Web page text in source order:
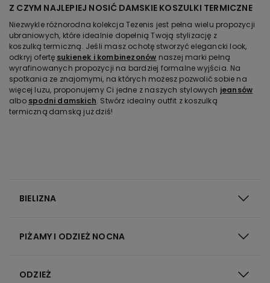
Z CZYM NAJLEPIEJ NOSIĆ DAMSKIE KOSZULKI TERMICZNE
Niezwykle różnorodna kolekcja Tezenis jest pełna wielu propozycji
ubraniowych, które idealnie dopełnią Twoją stylizację z
koszulką termiczną. Jeśli masz ochotę stworzyć elegancki look,
odkryj ofertę sukienek i kombinezonów naszej marki pełną
wyrafinowanych propozycji na bardziej formalne wyjścia. Na
spotkania ze znajomymi, na których możesz pozwolić sobie na
więcej luzu, proponujemy Ci jedne z naszych stylowych jeansów
albo spodni damskich. Stwórz idealny outfit z koszulką
termiczną damską już dziś!
BIELIZNA
PIŻAMY I ODZIEŻ NOCNA
ODZIEŻ